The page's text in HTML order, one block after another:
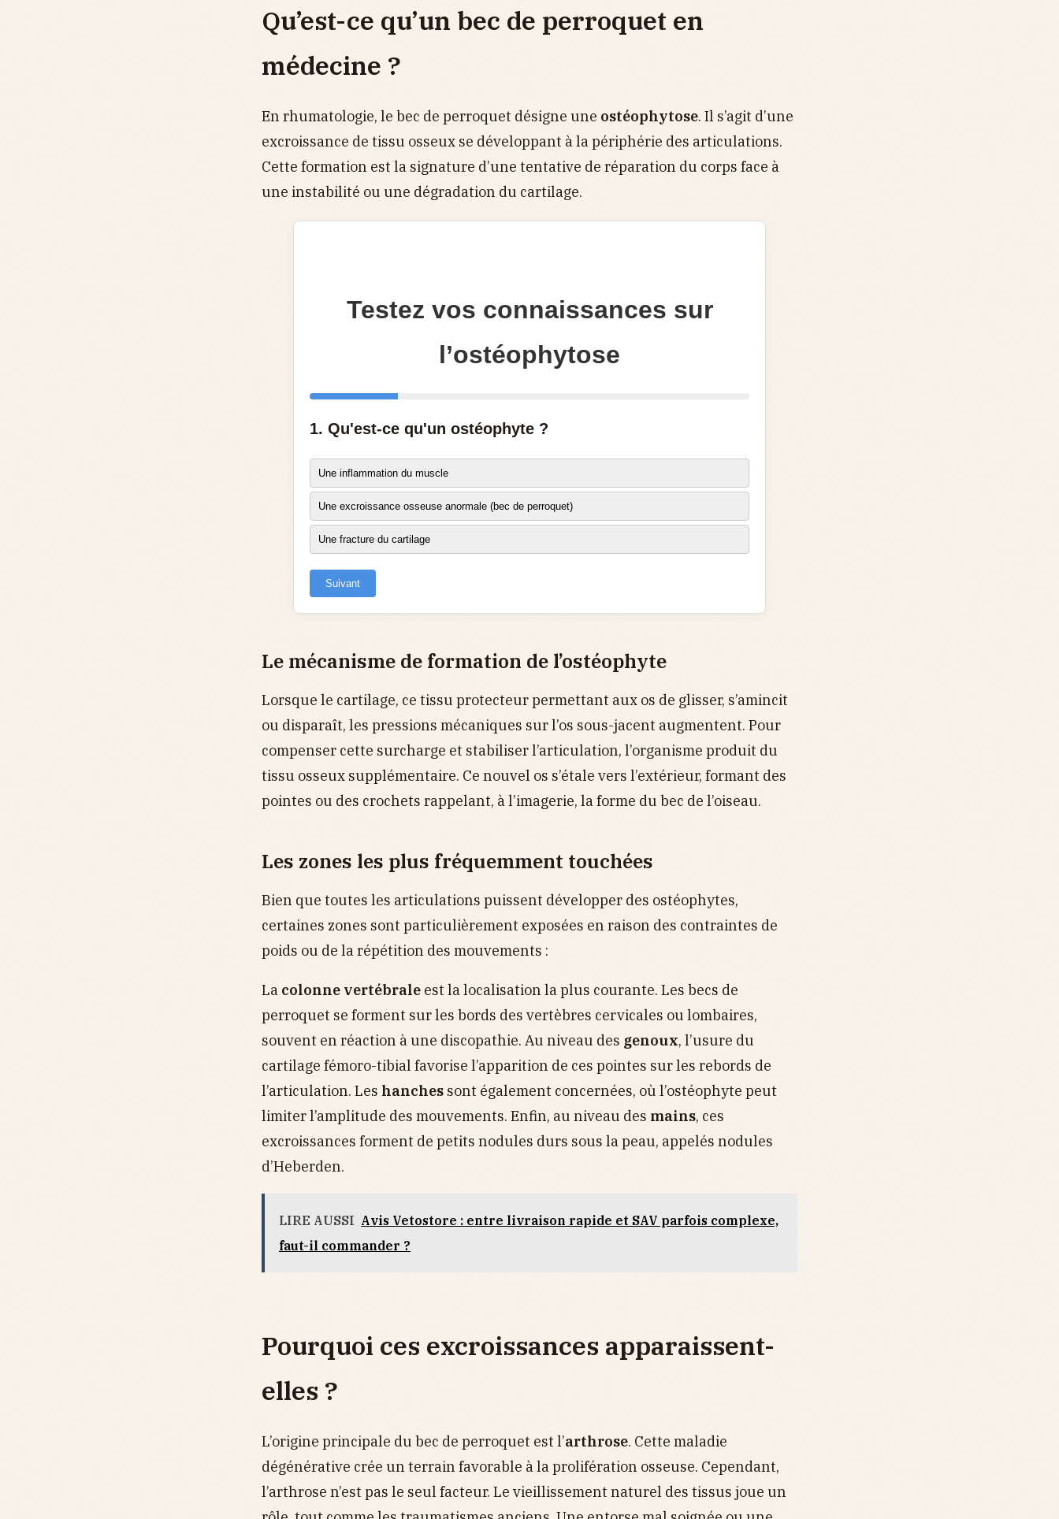
Qu’est-ce qu’un bec de perroquet en
médecine ?
En rhumatologie, le bec de perroquet désigne une ostéophytose. Il s’agit d’une
excroissance de tissu osseux se développant à la périphérie des articulations.
Cette formation est la signature d’une tentative de réparation du corps face à
une instabilité ou une dégradation du cartilage.
Testez vos connaissances sur
l’ostéophytose
1. Qu'est-ce qu'un ostéophyte ?
Une inflammation du muscle
Une excroissance osseuse anormale (bec de perroquet)
Une fracture du cartilage
Suivant
Le mécanisme de formation de l’ostéophyte
Lorsque le cartilage, ce tissu protecteur permettant aux os de glisser, s’amincit
ou disparaît, les pressions mécaniques sur l’os sous-jacent augmentent. Pour
compenser cette surcharge et stabiliser l’articulation, l’organisme produit du
tissu osseux supplémentaire. Ce nouvel os s’étale vers l’extérieur, formant des
pointes ou des crochets rappelant, à l’imagerie, la forme du bec de l’oiseau.
Les zones les plus fréquemment touchées
Bien que toutes les articulations puissent développer des ostéophytes,
certaines zones sont particulièrement exposées en raison des contraintes de
poids ou de la répétition des mouvements :
La colonne vertébrale est la localisation la plus courante. Les becs de
perroquet se forment sur les bords des vertèbres cervicales ou lombaires,
souvent en réaction à une discopathie. Au niveau des genoux, l’usure du
cartilage fémoro-tibial favorise l’apparition de ces pointes sur les rebords de
l’articulation. Les hanches sont également concernées, où l’ostéophyte peut
limiter l’amplitude des mouvements. Enfin, au niveau des mains, ces
excroissances forment de petits nodules durs sous la peau, appelés nodules
d’Heberden.
LIRE AUSSI Avis Vetostore : entre livraison rapide et SAV parfois complexe,
faut-il commander ?
Pourquoi ces excroissances apparaissent-
elles ?
L’origine principale du bec de perroquet est l’arthrose. Cette maladie
dégénérative crée un terrain favorable à la prolifération osseuse. Cependant,
l’arthrose n’est pas le seul facteur. Le vieillissement naturel des tissus joue un